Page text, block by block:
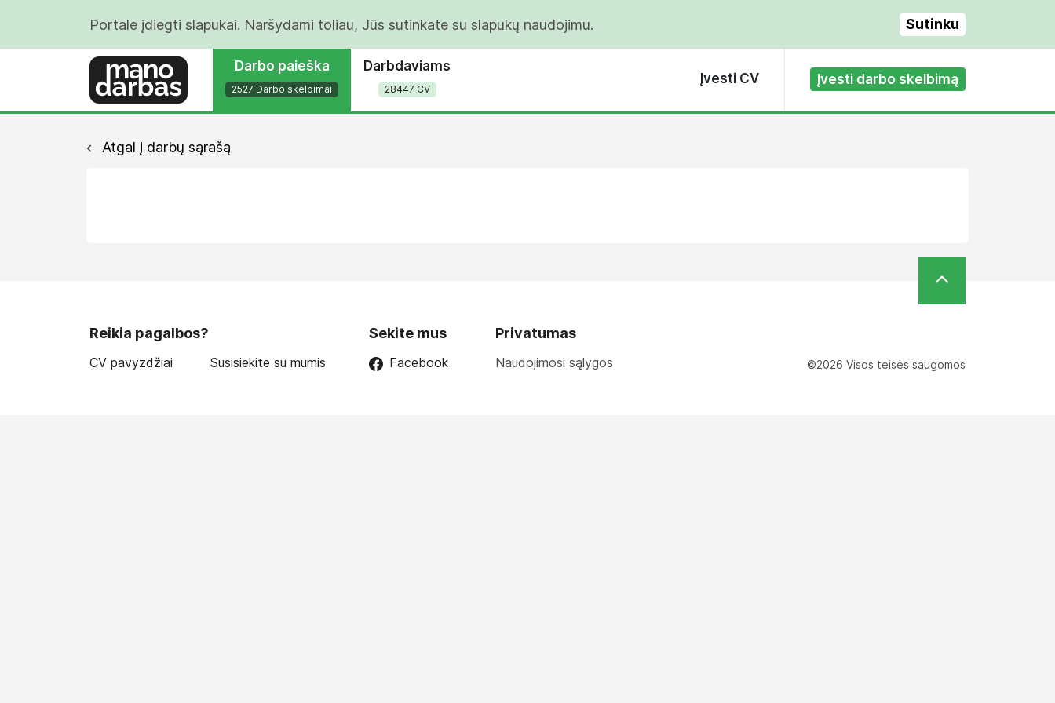
Portale įdiegti slapukai. Naršydami toliau, Jūs sutinkate su slapukų naudojimu. Sutinku
Darbo paieška
2527 Darbo skelbimai
Darbdaviams
28447 CV
Įvesti CV Įvesti darbo skelbimą
Atgal į darbų sąrašą
Reikia pagalbos?
CV pavyzdžiai Susisiekite su mumis
Sekite mus
Facebook
Privatumas
Naudojimosi sąlygos ©2026 Visos teisės saugomos